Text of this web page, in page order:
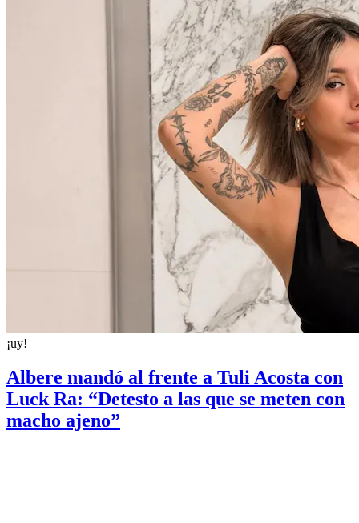
¡uy!
Albere mandó al frente a Tuli Acosta con
Luck Ra: “Detesto a las que se meten con
macho ajeno”